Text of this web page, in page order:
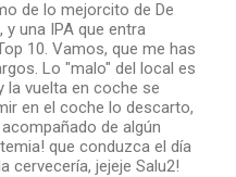
de lo mejorcito de De
una IPA que entra
10. Vamos, que me has
Lo "malo" del local es
la vuelta en coche se
en el coche lo descarto,
de algún
que conduzca el día
cervecería, jejeje Salu2!